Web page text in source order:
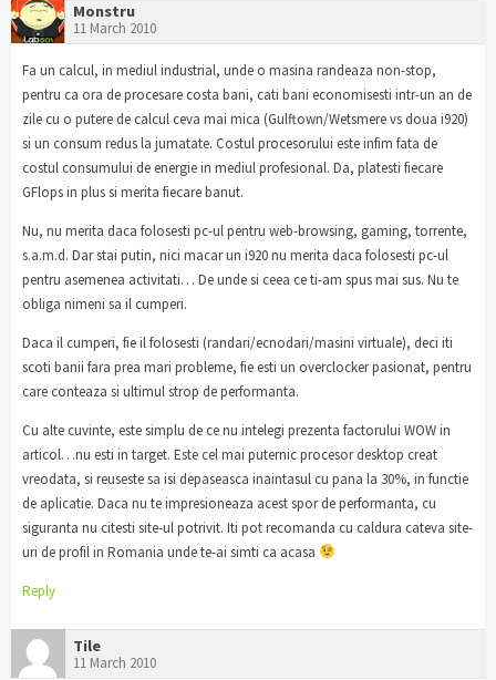
Monstru
11 March 2010
Fa un calcul, in mediul industrial, unde o masina randeaza non-stop,
pentru ca ora de procesare costa bani, cati bani economisesti intr-un an de
zile cu o putere de calcul ceva mai mica (Gulftown/Wetsmere vs doua i920)
si un consum redus la jumatate. Costul procesorului este infim fata de
costul consumului de energie in mediul profesional. Da, platesti fiecare
GFlops in plus si merita fiecare banut.
Nu, nu merita daca folosesti pc-ul pentru web-browsing, gaming, torrente,
s.a.m.d. Dar stai putin, nici macar un i920 nu merita daca folosesti pc-ul
pentru asemenea activitati… De unde si ceea ce ti-am spus mai sus. Nu te
obliga nimeni sa il cumperi.
Daca il cumperi, fie il folosesti (randari/ecnodari/masini virtuale), deci iti
scoti banii fara prea mari probleme, fie esti un overclocker pasionat, pentru
care conteaza si ultimul strop de performanta.
Cu alte cuvinte, este simplu de ce nu intelegi prezenta factorului WOW in
articol…nu esti in target. Este cel mai puternic procesor desktop creat
vreodata, si reuseste sa isi depaseasca inaintasul cu pana la 30%, in functie
de aplicatie. Daca nu te impresioneaza acest spor de performanta, cu
siguranta nu citesti site-ul potrivit. Iti pot recomanda cu caldura cateva site-
uri de profil in Romania unde te-ai simti ca acasa
Reply
Tile
11 March 2010